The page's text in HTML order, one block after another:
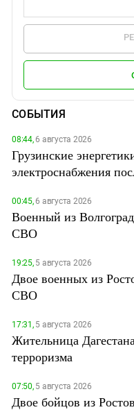
СОБЫТИЯ
08:44,6 августа 2026
Грузинские
электроснабжения
00:45,6 августа 2026
Военный из
СВО
19:25,5 августа 2026
Двое военных из
СВО
17:31,5 августа 2026
Жительница
терроризма
07:50,5 августа 2026
Двое бойцов из